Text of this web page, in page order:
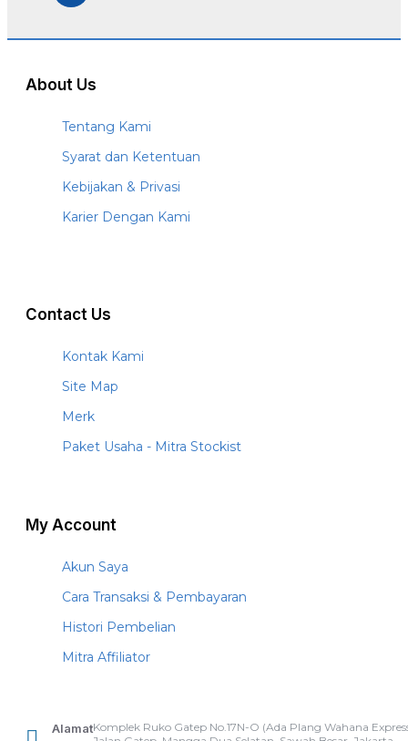
About Us
Tentang Kami
Syarat dan Ketentuan
Kebijakan & Privasi
Karier Dengan Kami
Contact Us
Kontak Kami
Site Map
Merk
Paket Usaha - Mitra Stockist
My Account
Akun Saya
Cara Transaksi & Pembayaran
Histori Pembelian
Mitra Affiliator
AlamatKomplek Ruko Gatep No.17N-O (Ada Plang Wahana